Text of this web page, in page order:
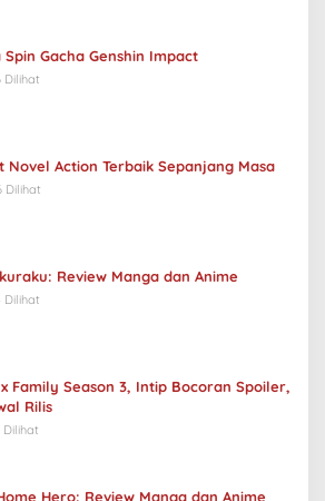
Spin Gacha Genshin Impact
Dilihat
Novel Action Terbaik Sepanjang Masa
Dilihat
Review Manga dan Anime
Dilihat
Family Season 3, Intip Bocoran Spoiler,
Rilis
Dilihat
Hero: Review Manga dan Anime